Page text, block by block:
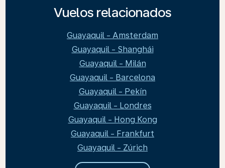
Vuelos relacionados
Guayaquil - Amsterdam
Guayaquil - Shanghái
Guayaquil - Milán
Guayaquil - Barcelona
Guayaquil - Pekín
Guayaquil - Londres
Guayaquil - Hong Kong
Guayaquil - Frankfurt
Guayaquil - Zúrich